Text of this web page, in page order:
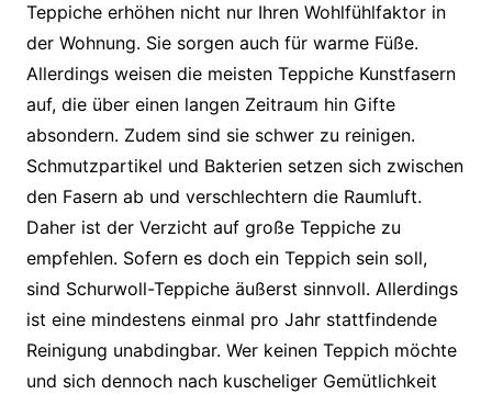
Teppiche erhöhen nicht nur Ihren Wohlfühlfaktor in
der Wohnung. Sie sorgen auch für warme Füße.
Allerdings weisen die meisten Teppiche Kunstfasern
auf, die über einen langen Zeitraum hin Gifte
absondern. Zudem sind sie schwer zu reinigen.
Schmutzpartikel und Bakterien setzen sich zwischen
den Fasern ab und verschlechtern die Raumluft.
Daher ist der Verzicht auf große Teppiche zu
empfehlen. Sofern es doch ein Teppich sein soll,
sind Schurwoll-Teppiche äußerst sinnvoll. Allerdings
ist eine mindestens einmal pro Jahr stattfindende
Reinigung unabdingbar. Wer keinen Teppich möchte
und sich dennoch nach kuscheliger Gemütlichkeit